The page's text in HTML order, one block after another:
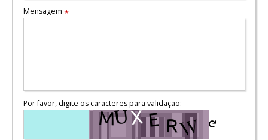
Mensagem *
Por favor, digite os caracteres para validação: